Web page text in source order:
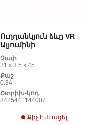
Ուղղանկյուն ձևը VR
Ալյումինի
Չափ
31 x 3.5 x 45
Քաշ
0.34
Շտրիխ-կոդ
8425441144007
Քիչ է մնացել